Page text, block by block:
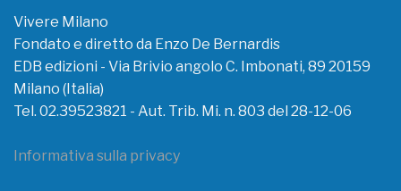
Vivere Milano
Fondato e diretto da Enzo De Bernardis
EDB edizioni - Via Brivio angolo C. Imbonati, 89 20159
Milano (Italia)
Tel. 02.39523821 - Aut. Trib. Mi. n. 803 del 28-12-06
Informativa sulla privacy